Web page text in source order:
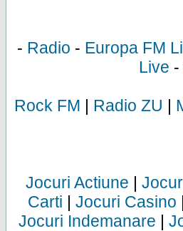
- Radio - Europa FM
Live -
Rock FM | Radio ZU |
Jocuri Actiune |
Carti | Jocuri Casino |
Jocuri Indemanare |